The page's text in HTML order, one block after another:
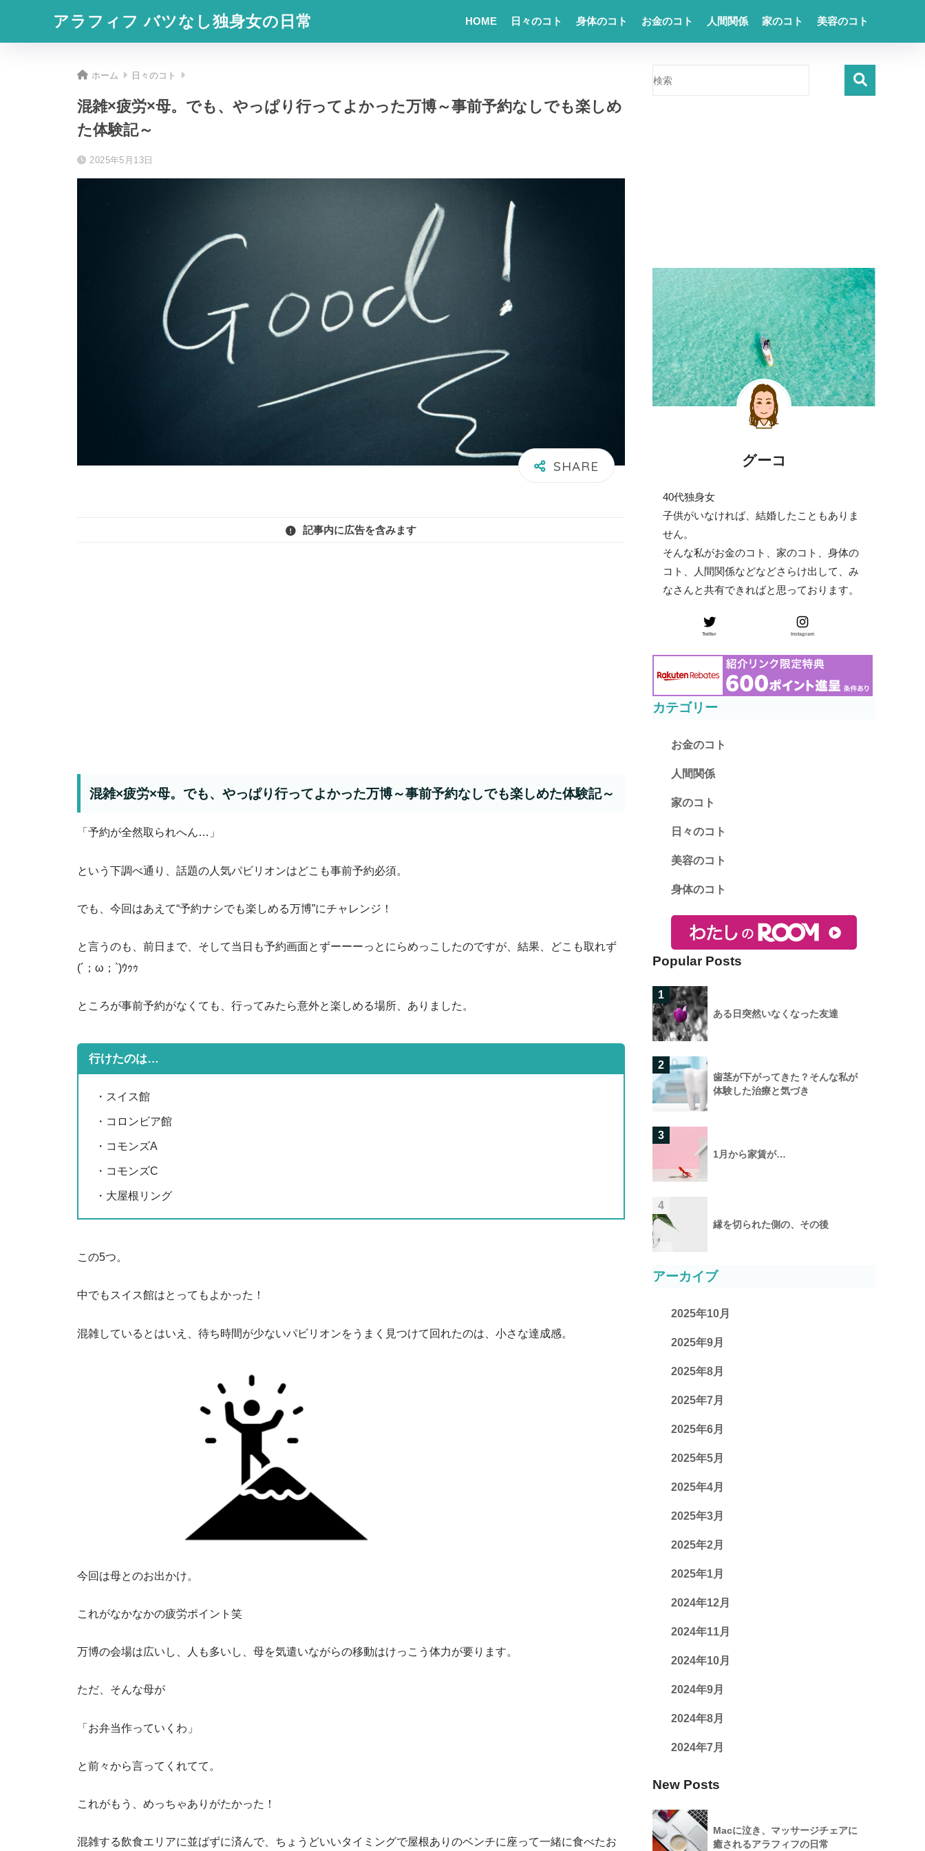
アラフィフ バツなし独身女の日常 HOME 日々のコト 身体のコト お金のコト 人間関係 家のコト 美容のコト
ホーム 日々のコト
混雑×疲労×母。でも、やっぱり行ってよかった万博～事前予約なしでも楽しめ
た体験記～
2025年5月13日
記事内に広告を含みます
混雑×疲労×母。でも、やっぱり行ってよかった万博～事前予約なしでも楽しめた体験記～
「予約が全然取られへん…」
という下調べ通り、話題の人気パビリオンはどこも事前予約必須。
でも、今回はあえて“予約ナシでも楽しめる万博”にチャレンジ！
と言うのも、前日まで、そして当日も予約画面とずーーーっとにらめっこしたのですが、結果、どこも取れず
(´；ω；`)ｳｩｩ
ところが事前予約がなくても、行ってみたら意外と楽しめる場所、ありました。
行けたのは…
・スイス館
・コロンビア館
・コモンズA
・コモンズC
・大屋根リング
この5つ。
中でもスイス館はとってもよかった！
混雑しているとはいえ、待ち時間が少ないパビリオンをうまく見つけて回れたのは、小さな達成感。
今回は母とのお出かけ。
これがなかなかの疲労ポイント笑
万博の会場は広いし、人も多いし、母を気遣いながらの移動はけっこう体力が要ります。
ただ、そんな母が
「お弁当作っていくわ」
と前々から言ってくれてて。
これがもう、めっちゃありがたかった！
混雑する飲食エリアに並ばずに済んで、ちょうどいいタイミングで屋根ありのベンチに座って一緒に食べたお
グーコ
40代独身女
子供がいなければ、結婚したこともありま
せん。
そんな私がお金のコト、家のコト、身体の
コト、人間関係などなどさらけ出して、み
なさんと共有できればと思っております。
Twitter Instagram
カテゴリー
お金のコト
人間関係
家のコト
日々のコト
美容のコト
身体のコト
Popular Posts
1
ある日突然いなくなった友達
2
歯茎が下がってきた？そんな私が
体験した治療と気づき
3
1月から家賃が…
4
縁を切られた側の、その後
アーカイブ
2025年10月
2025年9月
2025年8月
2025年7月
2025年6月
2025年5月
2025年4月
2025年3月
2025年2月
2025年1月
2024年12月
2024年11月
2024年10月
2024年9月
2024年8月
2024年7月
New Posts
Macに泣き、マッサージチェアに
癒されるアラフィフの日常